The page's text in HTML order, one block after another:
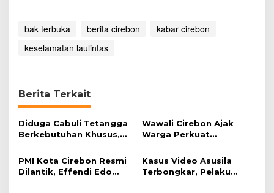
bak terbuka berita cirebon
kabar cirebon
keselamatan laulintas
Berita Terkait
Diduga Cabuli Tetangga
Berkebutuhan Khusus,
Wawali Cirebon Ajak
Warga Perkuat
Momentum Harjad ke-
599
PMI Kota Cirebon Resmi
Dilantik, Effendi Edo
Kasus Video Asusila
Terbongkar, Pelaku